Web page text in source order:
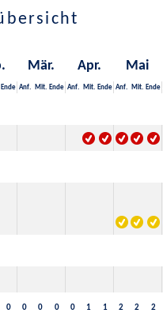
Mär. Apr. Mai
Ende Anf. Mit. Ende Anf. Mit. Ende Anf. Mit. Ende
0 0 0 0 0 1 1 2 2 2